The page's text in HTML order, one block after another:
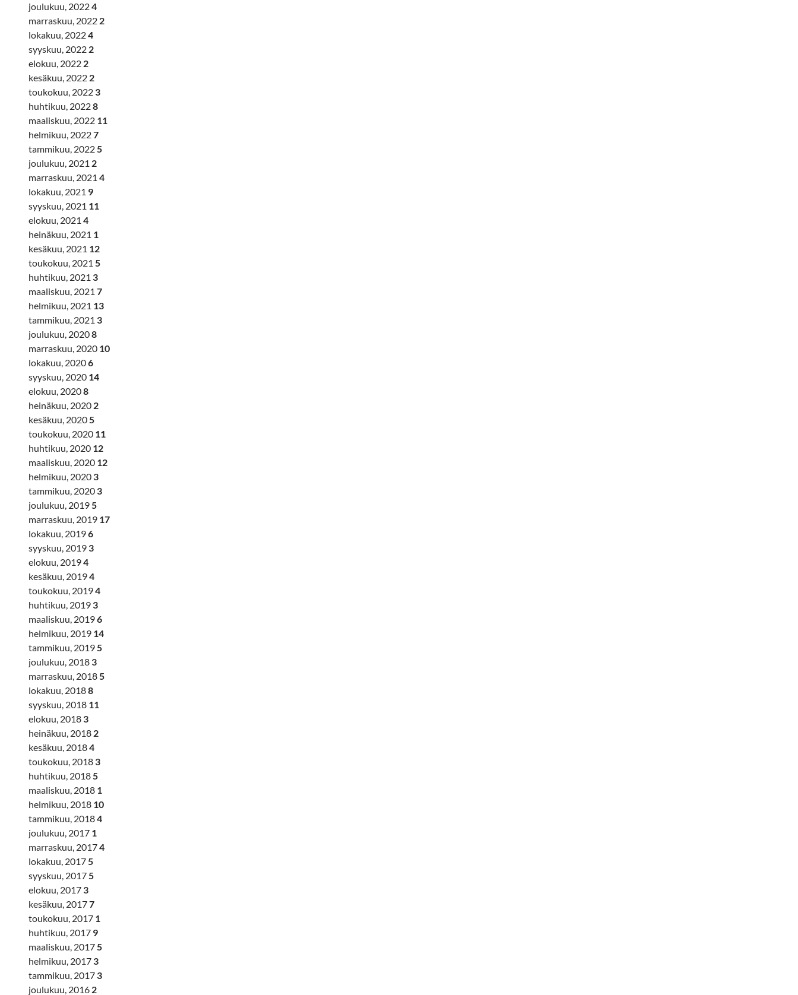
joulukuu, 20224
marraskuu, 2022 2
lokakuu, 20224
syyskuu, 2022 2
elokuu, 2022 2
kesäkuu, 2022 2
toukokuu, 2022 3
huhtikuu, 20228
maaliskuu, 2022 11
helmikuu, 20227
tammikuu, 20225
joulukuu, 2021 2
marraskuu, 2021 4
lokakuu, 2021 9
syyskuu, 2021 11
elokuu, 2021 4
heinäkuu, 2021 1
kesäkuu, 2021 12
toukokuu, 2021 5
huhtikuu, 2021 3
maaliskuu, 2021 7
helmikuu, 2021 13
tammikuu, 2021 3
joulukuu, 20208
marraskuu, 2020 10
lokakuu, 20206
syyskuu, 2020 14
elokuu, 20208
heinäkuu, 2020 2
kesäkuu, 20205
toukokuu, 2020 11
huhtikuu, 2020 12
maaliskuu, 2020 12
helmikuu, 2020 3
tammikuu, 2020 3
joulukuu, 20195
marraskuu, 2019 17
lokakuu, 20196
syyskuu, 2019 3
elokuu, 20194
kesäkuu, 20194
toukokuu, 20194
huhtikuu, 2019 3
maaliskuu, 20196
helmikuu, 2019 14
tammikuu, 20195
joulukuu, 2018 3
marraskuu, 20185
lokakuu, 20188
syyskuu, 2018 11
elokuu, 2018 3
heinäkuu, 2018 2
kesäkuu, 20184
toukokuu, 2018 3
huhtikuu, 20185
maaliskuu, 2018 1
helmikuu, 2018 10
tammikuu, 20184
joulukuu, 2017 1
marraskuu, 20174
lokakuu, 20175
syyskuu, 20175
elokuu, 2017 3
kesäkuu, 20177
toukokuu, 2017 1
huhtikuu, 2017 9
maaliskuu, 20175
helmikuu, 2017 3
tammikuu, 2017 3
joulukuu, 2016 2